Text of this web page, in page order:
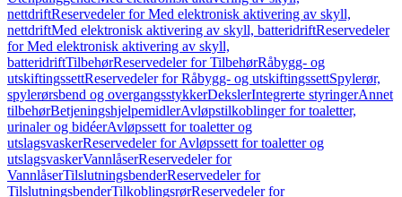
nettdriftReservedeler for Med elektronisk aktivering av skyll,
nettdriftMed elektronisk aktivering av skyll, batteridriftReservedeler
for Med elektronisk aktivering av skyll,
batteridriftTilbehørReservedeler for TilbehørRåbygg- og
utskiftingssettReservedeler for Råbygg- og utskiftingssettSpylerør,
spylerørsbend og overgangsstykkerDekslerIntegrerte styringerAnnet
tilbehørBetjeningshjelpemidlerAvløpstilkoblinger for toaletter,
urinaler og bidéerAvløpssett for toaletter og
utslagsvaskerReservedeler for Avløpssett for toaletter og
utslagsvaskerVannlåserReservedeler for
VannlåserTilslutningsbenderReservedeler for
TilslutningsbenderTilkoblingsrørReservedeler for